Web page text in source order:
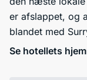
er afslappet, og
blandet med
Se hotellets